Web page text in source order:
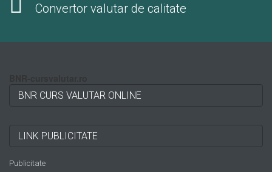
Convertor valutar de calitate
BNR CURS VALUTAR ONLINE
LINK PUBLICITATE
Publicitate